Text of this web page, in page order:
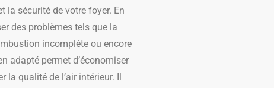
la sécurité de votre foyer. En
des problèmes tels que la
incomplète ou encore
adapté permet d’économiser
la qualité de l’air intérieur. Il